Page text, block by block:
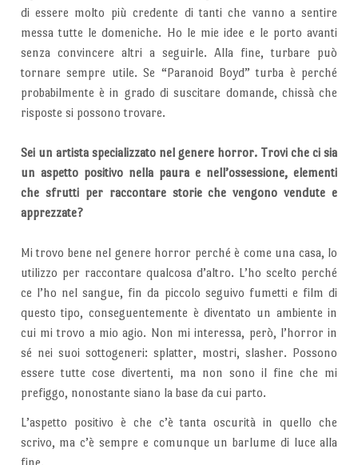
di essere molto più credente di tanti che vanno a sentire
messa tutte le domeniche. Ho le mie idee e le porto avanti
senza convincere altri a seguirle. Alla fine, turbare può
tornare sempre utile. Se “Paranoid Boyd” turba è perché
probabilmente è in grado di suscitare domande, chissà che
risposte si possono trovare.
Sei un artista specializzato nel genere horror. Trovi che ci sia
un aspetto positivo nella paura e nell’ossessione, elementi
che sfrutti per raccontare storie che vengono vendute e
apprezzate?
Mi trovo bene nel genere horror perché è come una casa, lo
utilizzo per raccontare qualcosa d’altro. L’ho scelto perché
ce l’ho nel sangue, fin da piccolo seguivo fumetti e film di
questo tipo, conseguentemente è diventato un ambiente in
cui mi trovo a mio agio. Non mi interessa, però, l’horror in
sé nei suoi sottogeneri: splatter, mostri, slasher. Possono
essere tutte cose divertenti, ma non sono il fine che mi
prefiggo, nonostante siano la base da cui parto.
L’aspetto positivo è che c’è tanta oscurità in quello che
scrivo, ma c’è sempre e comunque un barlume di luce alla